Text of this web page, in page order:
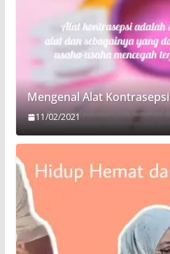
Mengenal Alat Kontrasepsi
11/02/2021